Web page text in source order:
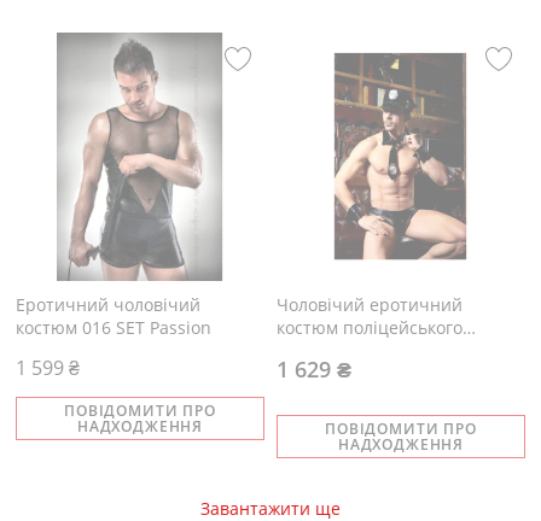
Еротичний чоловічий
костюм 016 SET Passion
ПОВІДОМИТИ ПРО
НАДХОДЖЕННЯ
1 599 ₴
Чоловічий еротичний
костюм поліцейського
ПОВІДОМИТИ ПРО
НАДХОДЖЕННЯ
1 629 ₴
Завантажити ще